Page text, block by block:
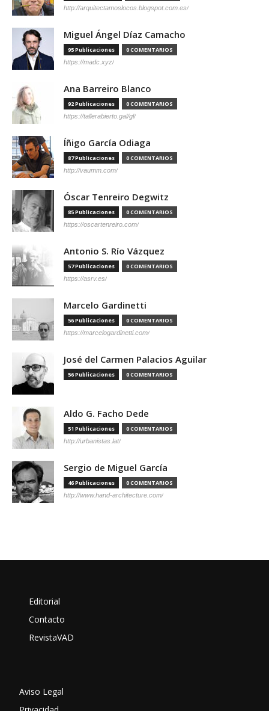
http://arquitectamoslocos.blogspot.com.es/
Miguel Ángel Díaz Camacho
95 Publicaciones 0 COMENTARIOS
https://madc.xyz/
Ana Barreiro Blanco
92 Publicaciones 0 COMENTARIOS
https://tallerabierto.gal/gl/
Íñigo García Odiaga
87 Publicaciones 0 COMENTARIOS
http://vaumm.com/
Óscar Tenreiro Degwitz
85 Publicaciones 0 COMENTARIOS
https://oscartenreiro.com/
Antonio S. Río Vázquez
57 Publicaciones 0 COMENTARIOS
https://asrv.es/
Marcelo Gardinetti
56 Publicaciones 0 COMENTARIOS
https://marcelogardinetti.com/
José del Carmen Palacios Aguilar
56 Publicaciones 0 COMENTARIOS
Aldo G. Facho Dede
51 Publicaciones 0 COMENTARIOS
http://urbanistas.lat/
Sergio de Miguel García
46 Publicaciones 0 COMENTARIOS
http://www.hand-architecture.com/
Editorial
Contacto
RevistaVAD
Aviso Legal